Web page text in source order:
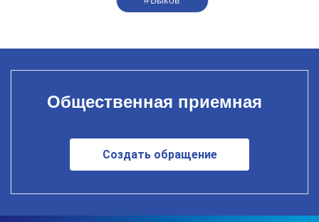
Общественная приемная
Создать обращение